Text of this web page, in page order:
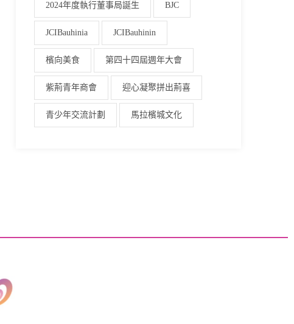
2024年度執行董事局誕生 BJC
JCIBauhinia JCIBauhinin
檳向美食 第四十四屆週年大會
紫荊青年商會 迎心凝聚拼出荊喜
青少年交流計劃 馬拉檳城文化